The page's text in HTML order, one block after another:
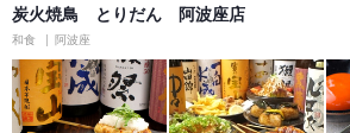
炭火焼鳥 とりだん 阿波座店
和食 阿波座